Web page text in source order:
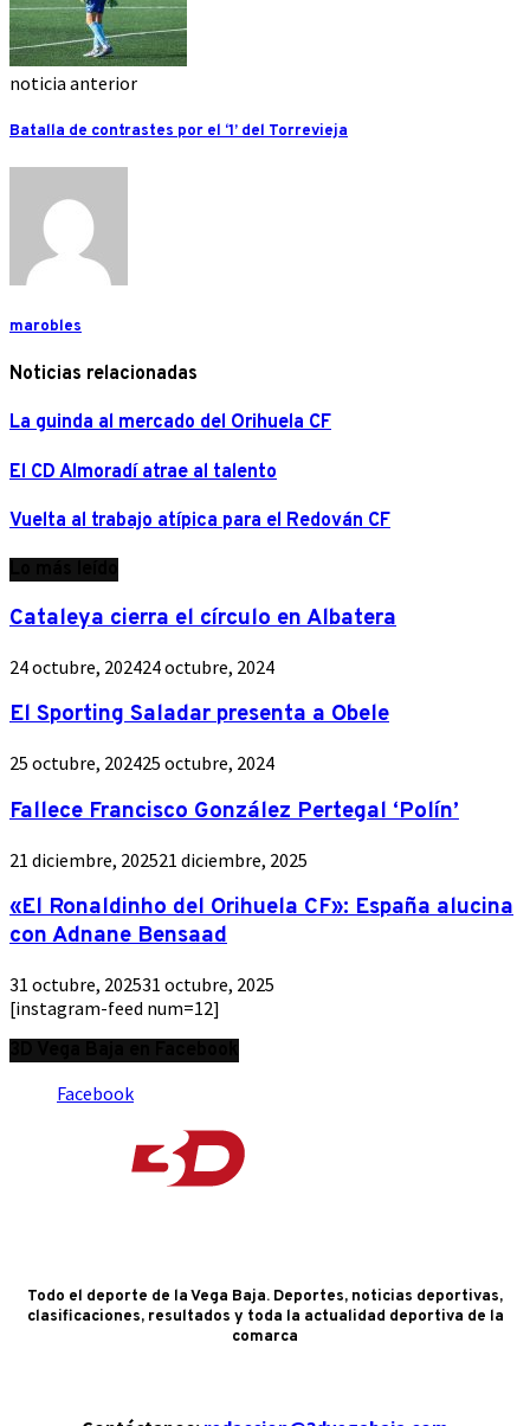
noticia anterior
Batalla de contrastes por el ‘1’ del Torrevieja
marobles
Noticias relacionadas
La guinda al mercado del Orihuela CF
El CD Almoradí atrae al talento
Vuelta al trabajo atípica para el Redován CF
Cataleya cierra el círculo en Albatera
24 octubre, 202424 octubre, 2024
El Sporting Saladar presenta a Obele
25 octubre, 202425 octubre, 2024
Fallece Francisco González Pertegal ‘Polín’
21 diciembre, 202521 diciembre, 2025
«El Ronaldinho del Orihuela CF»: España alucina
con Adnane Bensaad
31 octubre, 202531 octubre, 2025
[instagram-feed num=12]
Facebook
Todo el deporte de la Vega Baja. Deportes, noticias deportivas,
clasificaciones, resultados y toda la actualidad deportiva de la
comarca